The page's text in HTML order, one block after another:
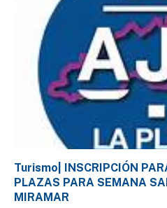
Turismo| INSCRIPCIÓN
PLAZAS PARA SEMANA
MIRAMAR